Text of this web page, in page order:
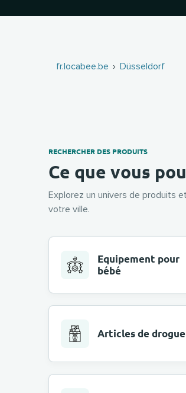
fr.locabee.be Düsseldorf
RECHERCHER DES PRODUITS
Ce que vous
Explorez un univers de produits
votre ville.
Equipement pour
bébé
Articles de